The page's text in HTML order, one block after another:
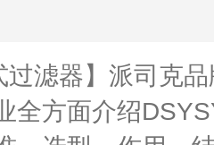
过滤器】派司克
全方面介绍